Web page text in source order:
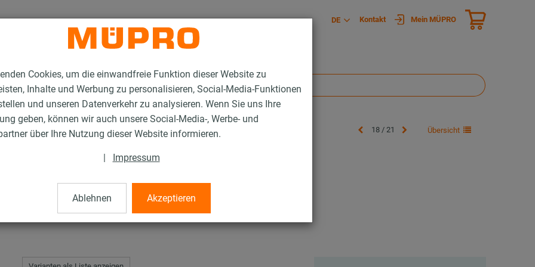
Cookies, um die einwandfreie Funktion dieser Website zu
Inhalte und Werbung zu personalisieren, Social-Media-Funktionen
und unseren Datenverkehr zu analysieren. Wenn Sie uns Ihre
geben, können wir auch unsere Social-Media-, Werbe- und
über Ihre Nutzung dieser Website informieren.
| Impressum
Ablehnen Akzeptieren
DE Kontakt Mein MÜPRO
Montageteile Bohrschrauben, DIN 7504 18 / 21 Übersicht
7504